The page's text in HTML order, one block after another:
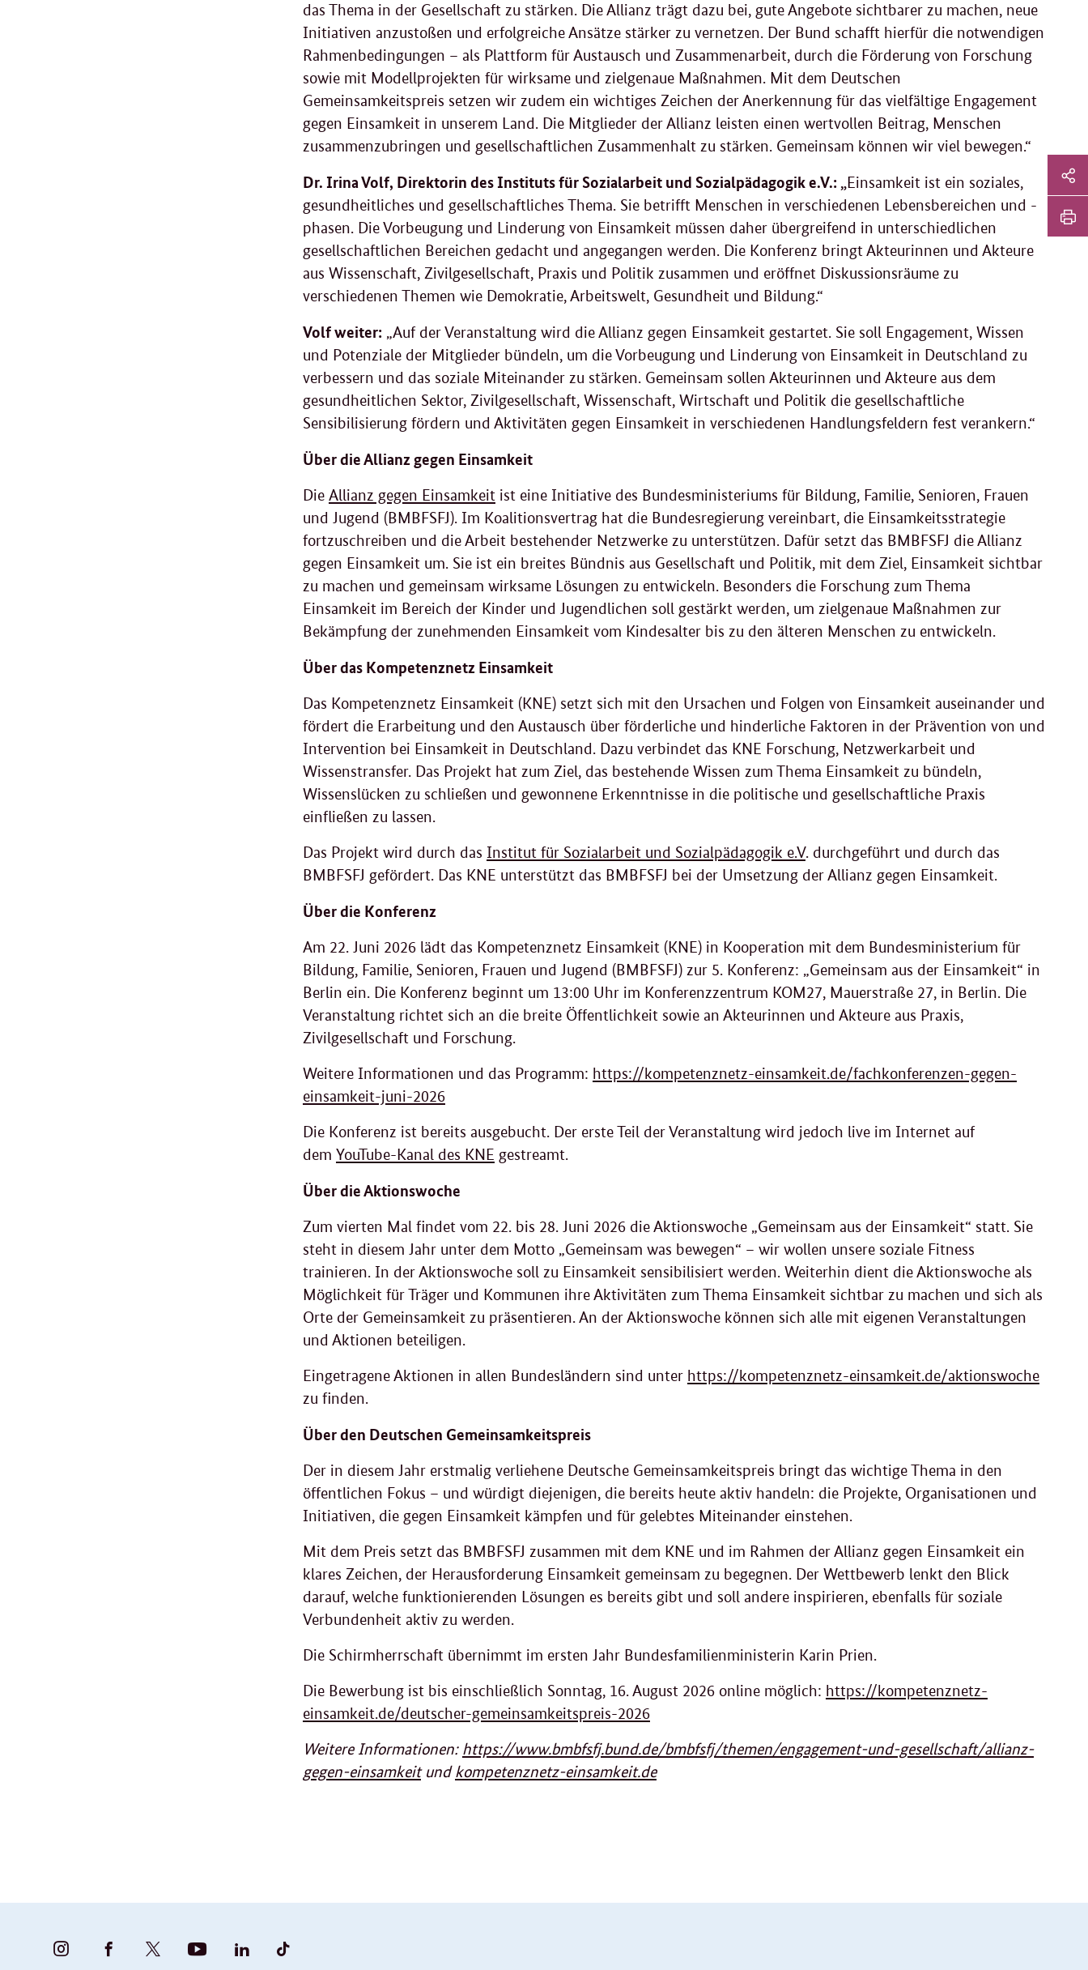
das Thema in der Gesellschaft zu stärken. Die Allianz trägt dazu bei, gute Angebote sichtbarer zu machen, neue
Initiativen anzustoßen und erfolgreiche Ansätze stärker zu vernetzen. Der Bund schafft hierfür die notwendigen
Rahmenbedingungen – als Plattform für Austausch und Zusammenarbeit, durch die Förderung von Forschung
sowie mit Modellprojekten für wirksame und zielgenaue Maßnahmen. Mit dem Deutschen
Gemeinsamkeitspreis setzen wir zudem ein wichtiges Zeichen der Anerkennung für das vielfältige Engagement
gegen Einsamkeit in unserem Land. Die Mitglieder der Allianz leisten einen wertvollen Beitrag, Menschen
zusammenzubringen und gesellschaftlichen Zusammenhalt zu stärken. Gemeinsam können wir viel bewegen.“
Dr. Irina Volf, Direktorin des Instituts für Sozialarbeit und Sozialpädagogik e.V.: „Einsamkeit ist ein soziales,
gesundheitliches und gesellschaftliches Thema. Sie betrifft Menschen in verschiedenen Lebensbereichen und -
phasen. Die Vorbeugung und Linderung von Einsamkeit müssen daher übergreifend in unterschiedlichen
gesellschaftlichen Bereichen gedacht und angegangen werden. Die Konferenz bringt Akteurinnen und Akteure
aus Wissenschaft, Zivilgesellschaft, Praxis und Politik zusammen und eröffnet Diskussionsräume zu
verschiedenen Themen wie Demokratie, Arbeitswelt, Gesundheit und Bildung.“
Volf weiter: „Auf der Veranstaltung wird die Allianz gegen Einsamkeit gestartet. Sie soll Engagement, Wissen
und Potenziale der Mitglieder bündeln, um die Vorbeugung und Linderung von Einsamkeit in Deutschland zu
verbessern und das soziale Miteinander zu stärken. Gemeinsam sollen Akteurinnen und Akteure aus dem
gesundheitlichen Sektor, Zivilgesellschaft, Wissenschaft, Wirtschaft und Politik die gesellschaftliche
Sensibilisierung fördern und Aktivitäten gegen Einsamkeit in verschiedenen Handlungsfeldern fest verankern.“
Über die Allianz gegen Einsamkeit
Die Allianz gegen Einsamkeit ist eine Initiative des Bundesministeriums für Bildung, Familie, Senioren, Frauen
und Jugend (BMBFSFJ). Im Koalitionsvertrag hat die Bundesregierung vereinbart, die Einsamkeitsstrategie
fortzuschreiben und die Arbeit bestehender Netzwerke zu unterstützen. Dafür setzt das BMBFSFJ die Allianz
gegen Einsamkeit um. Sie ist ein breites Bündnis aus Gesellschaft und Politik, mit dem Ziel, Einsamkeit sichtbar
zu machen und gemeinsam wirksame Lösungen zu entwickeln. Besonders die Forschung zum Thema
Einsamkeit im Bereich der Kinder und Jugendlichen soll gestärkt werden, um zielgenaue Maßnahmen zur
Bekämpfung der zunehmenden Einsamkeit vom Kindesalter bis zu den älteren Menschen zu entwickeln.
Über das Kompetenznetz Einsamkeit
Das Kompetenznetz Einsamkeit (KNE) setzt sich mit den Ursachen und Folgen von Einsamkeit auseinander und
fördert die Erarbeitung und den Austausch über förderliche und hinderliche Faktoren in der Prävention von und
Intervention bei Einsamkeit in Deutschland. Dazu verbindet das KNE Forschung, Netzwerkarbeit und
Wissenstransfer. Das Projekt hat zum Ziel, das bestehende Wissen zum Thema Einsamkeit zu bündeln,
Wissenslücken zu schließen und gewonnene Erkenntnisse in die politische und gesellschaftliche Praxis
einfließen zu lassen.
Das Projekt wird durch das Institut für Sozialarbeit und Sozialpädagogik e.V. durchgeführt und durch das
BMBFSFJ gefördert. Das KNE unterstützt das BMBFSFJ bei der Umsetzung der Allianz gegen Einsamkeit.
Über die Konferenz
Am 22. Juni 2026 lädt das Kompetenznetz Einsamkeit (KNE) in Kooperation mit dem Bundesministerium für
Bildung, Familie, Senioren, Frauen und Jugend (BMBFSFJ) zur 5. Konferenz: „Gemeinsam aus der Einsamkeit“ in
Berlin ein. Die Konferenz beginnt um 13:00 Uhr im Konferenzzentrum KOM27, Mauerstraße 27, in Berlin. Die
Veranstaltung richtet sich an die breite Öffentlichkeit sowie an Akteurinnen und Akteure aus Praxis,
Zivilgesellschaft und Forschung.
Weitere Informationen und das Programm: https://kompetenznetz-einsamkeit.de/fachkonferenzen-gegen-
einsamkeit-juni-2026
Die Konferenz ist bereits ausgebucht. Der erste Teil der Veranstaltung wird jedoch live im Internet auf
dem YouTube-Kanal des KNE gestreamt.
Über die Aktionswoche
Zum vierten Mal findet vom 22. bis 28. Juni 2026 die Aktionswoche „Gemeinsam aus der Einsamkeit“ statt. Sie
steht in diesem Jahr unter dem Motto „Gemeinsam was bewegen“ – wir wollen unsere soziale Fitness
trainieren. In der Aktionswoche soll zu Einsamkeit sensibilisiert werden. Weiterhin dient die Aktionswoche als
Möglichkeit für Träger und Kommunen ihre Aktivitäten zum Thema Einsamkeit sichtbar zu machen und sich als
Orte der Gemeinsamkeit zu präsentieren. An der Aktionswoche können sich alle mit eigenen Veranstaltungen
und Aktionen beteiligen.
Eingetragene Aktionen in allen Bundesländern sind unter https://kompetenznetz-einsamkeit.de/aktionswoche
zu finden.
Über den Deutschen Gemeinsamkeitspreis
Der in diesem Jahr erstmalig verliehene Deutsche Gemeinsamkeitspreis bringt das wichtige Thema in den
öffentlichen Fokus – und würdigt diejenigen, die bereits heute aktiv handeln: die Projekte, Organisationen und
Initiativen, die gegen Einsamkeit kämpfen und für gelebtes Miteinander einstehen.
Mit dem Preis setzt das BMBFSFJ zusammen mit dem KNE und im Rahmen der Allianz gegen Einsamkeit ein
klares Zeichen, der Herausforderung Einsamkeit gemeinsam zu begegnen. Der Wettbewerb lenkt den Blick
darauf, welche funktionierenden Lösungen es bereits gibt und soll andere inspirieren, ebenfalls für soziale
Verbundenheit aktiv zu werden.
Die Schirmherrschaft übernimmt im ersten Jahr Bundesfamilienministerin Karin Prien.
Die Bewerbung ist bis einschließlich Sonntag, 16. August 2026 online möglich: https://kompetenznetz-
einsamkeit.de/deutscher-gemeinsamkeitspreis-2026
Weitere Informationen: https://www.bmbfsfj.bund.de/bmbfsfj/themen/engagement-und-gesellschaft/allianz-
gegen-einsamkeitundkompetenznetz-einsamkeit.de
BUNDESFAMILIENMINISTERIUM
BUNDESFAMILIENMINISTERIUM
FAMILIENMINISTERIUM
BMBFSFJ BMFSFJ